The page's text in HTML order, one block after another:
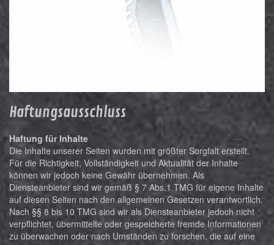
Haftungsausschluss
Haftung für Inhalte
Die Inhalte unserer Seiten wurden mit größter Sorgfalt erstellt.
Für die Richtigkeit, Vollständigkeit und Aktualität der Inhalte
können wir jedoch keine Gewähr übernehmen. Als
Diensteanbieter sind wir gemäß § 7 Abs.1 TMG für eigene Inhalte
auf diesen Seiten nach den allgemeinen Gesetzen verantwortlich.
Nach §§ 8 bis 10 TMG sind wir als Diensteanbieter jedoch nicht
verpflichtet, übermittelte oder gespeicherte fremde Informationen
zu überwachen oder nach Umständen zu forschen, die auf eine